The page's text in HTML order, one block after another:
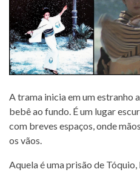
A trama inicia em um estranho
bebê ao fundo. É um lugar
com breves espaços, onde
os vãos.
Aquela é uma prisão de